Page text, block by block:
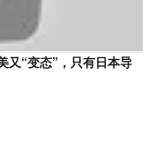
又“变态”，只有日本导